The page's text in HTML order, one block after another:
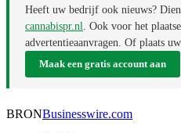
Heeft uw bedrijf ook nieuws?
cannabispr.nl. Ook voor het
advertentieaanvragen. Of plaats
Maak een gratis account aan
BRONBusinesswire.com